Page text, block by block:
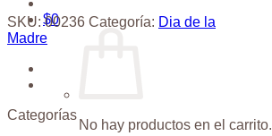
$0
No hay productos en el carrito.
SKU:00236 Categoría: Dia de la
Madre
Categorías